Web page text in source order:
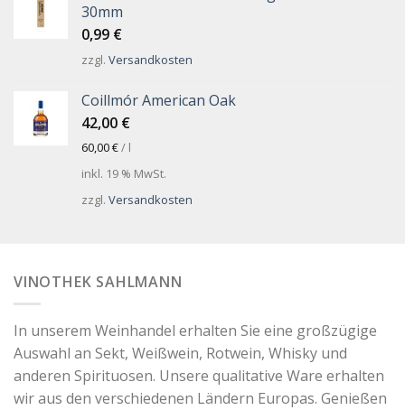
30mm
0,99 €
zzgl. Versandkosten
Coillmór American Oak
42,00 €
60,00€/ l
inkl. 19 % MwSt.
zzgl. Versandkosten
VINOTHEK SAHLMANN
In unserem Weinhandel erhalten Sie eine großzügige
Auswahl an Sekt, Weißwein, Rotwein, Whisky und
anderen Spirituosen. Unsere qualitative Ware erhalten
wir aus den verschiedenen Ländern Europas. Genießen